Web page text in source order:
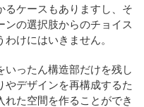
るケースもありますし、そ
ンの選択肢からのチョイス
けにはいきません。
ったん構造部だけを残し
やデザインを再構成するた
た空間を作ることができ